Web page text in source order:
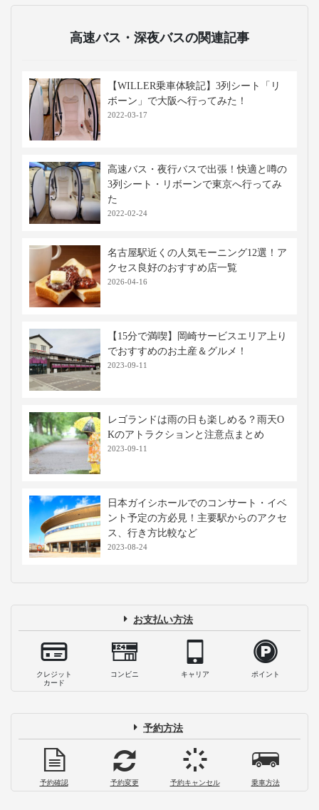
高速バス・深夜バスの関連記事
【WILLER乗車体験記】3列シート「リ
ボーン」で大阪へ行ってみた！
2022-03-17
高速バス・夜行バスで出張！快適と噂の
3列シート・リボーンで東京へ行ってみ
た
2022-02-24
名古屋駅近くの人気モーニング12選！ア
クセス良好のおすすめ店一覧
2026-04-16
【15分で満喫】岡崎サービスエリア上り
でおすすめのお土産＆グルメ！
2023-09-11
レゴランドは雨の日も楽しめる？雨天O
Kのアトラクションと注意点まとめ
2023-09-11
日本ガイシホールでのコンサート・イベ
ント予定の方必見！主要駅からのアクセ
ス、行き方比較など
2023-08-24
お支払い方法
クレジット
カード
コンビニ キャリア ポイント
予約方法
予約確認 予約変更 予約キャンセル 乗車方法